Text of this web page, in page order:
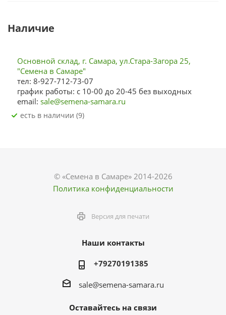
Наличие
Основной склад, г. Самара, ул.Стара-Загора 25,
"Семена в Самаре"
тел: 8-927-712-73-07
график работы: с 10-00 до 20-45 без выходных
email: sale@semena-samara.ru
Есть в наличии (9)
© «Семена в Самаре» 2014-2026
Политика конфиденциальности
Версия для печати
Наши контакты
+79270191385
sale@semena-samara.ru
Оставайтесь на связи